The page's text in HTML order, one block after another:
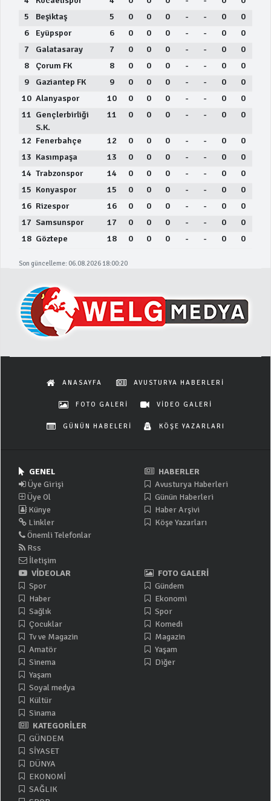
5
Beşiktaş 5 0 0 0 - - 0
0
6
Eyüpspor 6 0 0 0 - - 0
0
7
Galatasaray 7 0 0 0 - - 0
0
8
Çorum FK 8 0 0 0 - - 0
0
9
Gaziantep FK 9 0 0 0 - - 0
0
10 Alanyaspor 10 0 0 0 - - 0
0
11 Gençlerbirliği
S.K.
11 0 0 0 - - 0 0
12 Fenerbahçe 12 0 0 0 - - 0
0
13 Kasımpaşa 13 0 0 0 - - 0
0
14 Trabzonspor 14 0 0 0 - - 0
0
15 Konyaspor 15 0 0 0 - - 0
0
16 Rizespor 16 0 0 0 - - 0
0
17 Samsunspor 17 0 0 0 - - 0
0
18 Göztepe 18 0 0 0 - - 0 0
Son güncelleme: 06.08.2026 18:00:20
ANASAYFA AVUSTURYA HABERLERİ
FOTO GALERİ VİDEO GALERİ
GÜNÜN HABELERİ KÖŞE YAZARLARI
GENEL
Üye Girişi
Üye Ol
Künye
Linkler
Önemli Telefonlar
Rss
İletişim
HABERLER
Avusturya Haberleri
Günün Haberleri
Haber Arşivi
Köşe Yazarları
VİDEOLAR
Spor
Haber
Sağlık
Çocuklar
Tv ve Magazin
Amatör
Sinema
Yaşam
Soyal medya
Kültür
Sinama
FOTO GALERİ
Gündem
Ekonomi
Spor
Komedi
Magazin
Yaşam
Diğer
KATEGORİLER
GÜNDEM
SİYASET
DÜNYA
EKONOMİ
SAĞLIK